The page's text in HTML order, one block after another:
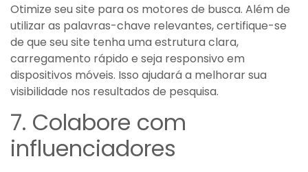
Otimize seu site para os motores de busca. Além de
utilizar as palavras-chave relevantes, certifique-se
de que seu site tenha uma estrutura clara,
carregamento rápido e seja responsivo em
dispositivos móveis. Isso ajudará a melhorar sua
visibilidade nos resultados de pesquisa.
7. Colabore com
influenciadores